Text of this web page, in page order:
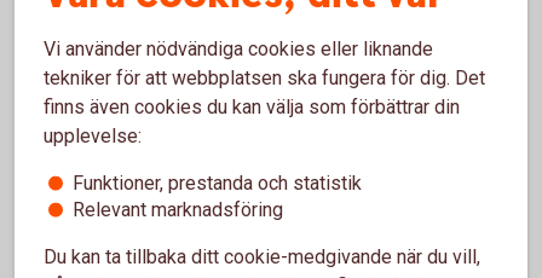
att bidra till den nödvändiga omställningen genom att
finansiera olika satsningar.
Vårt engagemang för hållbarhet är grundläggande för vår
verksamhet och vår ambition är att vara den ledande
banken inom hållbarhet.
stöttar den gröna omställningen och gör det möjligt att
skapa en bättre framtid.
ansvarsfull bankverksamhet. Vi vill bidra till att FN:s
Vi använder nödvändiga cookies eller liknande
tekniker för att webbplatsen ska fungera för dig. Det
finns även cookies du kan välja som förbättrar din
upplevelse:
Funktioner, prestanda och statistik
Relevant marknadsföring
Du kan ta tillbaka ditt cookie-medgivande när du vill,